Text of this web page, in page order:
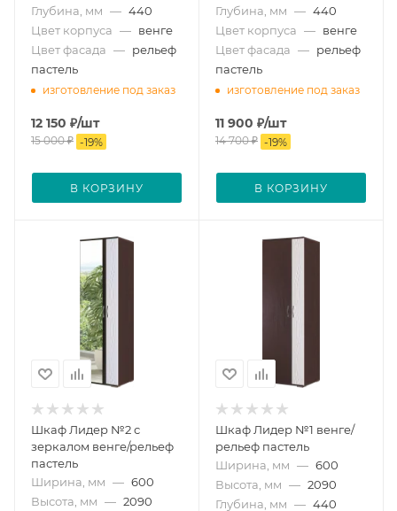
Глубина, мм — 440
Цвет корпуса — венге
Цвет фасада — рельеф
пастель
изготовление под заказ
12 150 ₽/шт
15 000₽ -19%
В КОРЗИНУ
Глубина, мм — 440
Цвет корпуса — венге
Цвет фасада — рельеф
пастель
изготовление под заказ
11 900 ₽/шт
14 700₽ -19%
В КОРЗИНУ
Шкаф Лидер №2 с
зеркалом венге/рельеф
пастель
Ширина, мм — 600
Высота, мм — 2090
Шкаф Лидер №1 венге/
рельеф пастель
Ширина, мм — 600
Высота, мм — 2090
Глубина, мм — 440